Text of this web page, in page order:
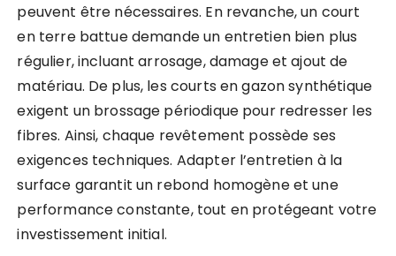
peuvent être nécessaires. En revanche, un court
en terre battue demande un entretien bien plus
régulier, incluant arrosage, damage et ajout de
matériau. De plus, les courts en gazon synthétique
exigent un brossage périodique pour redresser les
fibres. Ainsi, chaque revêtement possède ses
exigences techniques. Adapter l’entretien à la
surface garantit un rebond homogène et une
performance constante, tout en protégeant votre
investissement initial.